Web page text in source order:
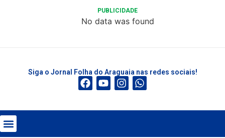
PUBLICIDADE
No data was found
Siga o Jornal Folha do Araguaia nas redes sociais!